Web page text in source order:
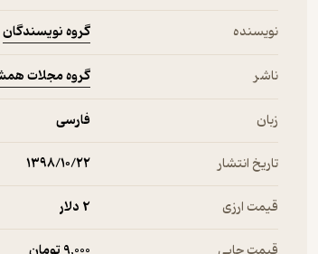
نویسنده گروه نویسندگان
ناشر گروه مجلات
زبان فارسی
تاریخ انتشار ۱۳۹۸/۱۰/۲۲
قیمت ارزی 2 دلار